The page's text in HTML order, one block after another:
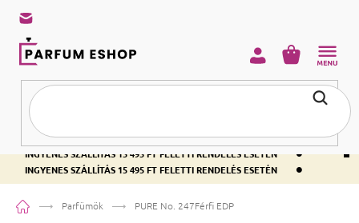
INGYENES SZÁLLÍTÁS 15 495 FT FELETTI RENDELÉS ESETÉN •
INGYENES SZÁLLÍTÁS 15 495 FT FELETTI RENDELÉS ESETÉN •
INGYENES SZÁLLÍTÁS 15 495 FT FELETTI RENDELÉS ESETÉN •
KOSÁR
KezdőlapParfümök PURE No. 247Férfi EDP